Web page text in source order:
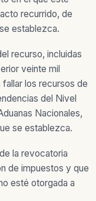
recurrido, de
establezca.
recurso, incluidas
veinte mil
los recursos de
del Nivel
Nacionales,
se establezca.
la revocatoria
de impuestos y que
esté otorgada a